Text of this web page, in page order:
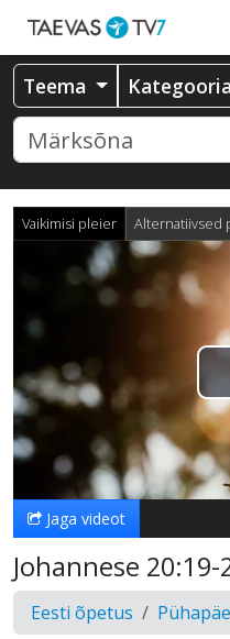
Teema Kategooria
Vaikimisi pleier Alternatiivsed
Jaga videot
Johannese 20:19-
Eesti õpetus